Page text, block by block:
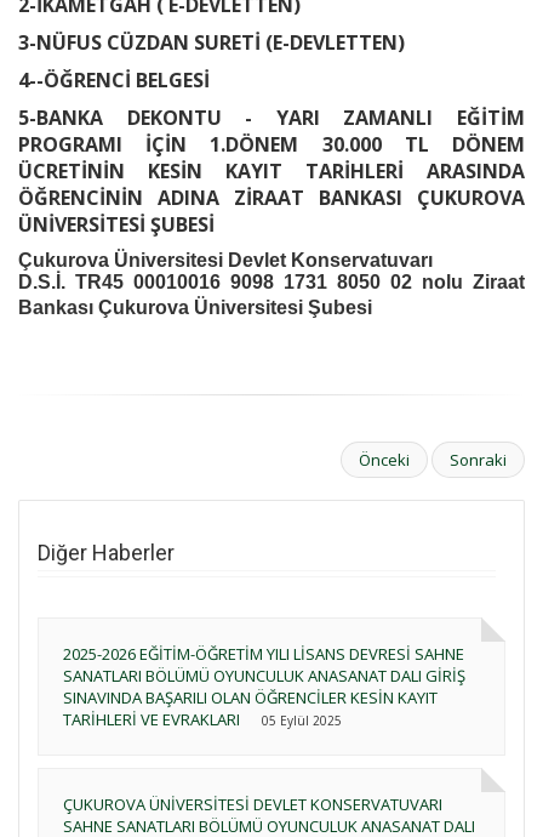
3-NÜFUS CÜZDAN SURETİ (E-DEVLETTEN)
4--ÖĞRENCİ BELGESİ
5-BANKA DEKONTU - YARI ZAMANLI EĞİTİM
PROGRAMI İÇİN 1.DÖNEM 30.000 TL DÖNEM
ÜCRETİNİN KESİN KAYIT TARİHLERİ ARASINDA
ÖĞRENCİNİN ADINA ZİRAAT BANKASI ÇUKUROVA
ÜNİVERSİTESİ ŞUBESİ
Çukurova Üniversitesi Devlet Konservatuvarı
D.S.İ. TR45 00010016 9098 1731 8050 02 nolu Ziraat
Bankası Çukurova Üniversitesi Şubesi
Önceki Sonraki
Diğer Haberler
2025-2026 EĞİTİM-ÖĞRETİM YILI LİSANS DEVRESİ SAHNE
SANATLARI BÖLÜMÜ OYUNCULUK ANASANAT DALI GİRİŞ
SINAVINDA BAŞARILI OLAN ÖĞRENCİLER KESİN KAYIT
TARİHLERİ VE EVRAKLARI
05 Eylül 2025
ÇUKUROVA ÜNİVERSİTESİ DEVLET KONSERVATUVARI
SAHNE SANATLARI BÖLÜMÜ OYUNCULUK ANASANAT DALI